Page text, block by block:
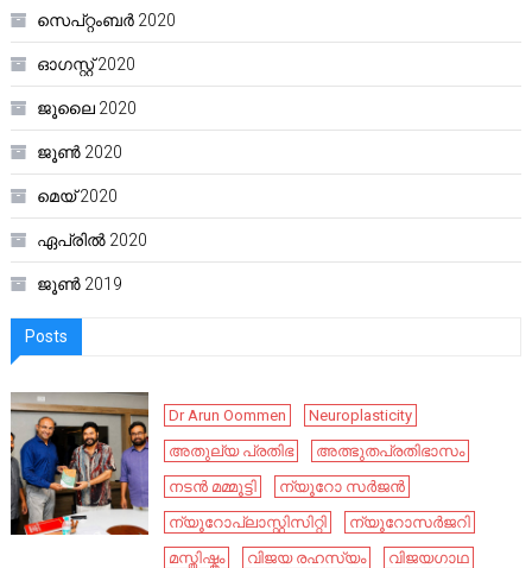
സെപ്റ്റംബർ 2020
ഓഗസ്റ്റ്‌ 2020
ജൂലൈ 2020
ജൂൺ 2020
മെയ്‌ 2020
ഏപ്രിൽ 2020
ജൂൺ 2019
Posts
Dr Arun Oommen
Neuroplasticity
അതുല്യ പ്രതിഭ
അത്ഭുതപ്രതിഭാസം
നടൻ മമ്മൂട്ടി
ന്യൂറോ സർജൻ
ന്യൂറോപ്ലാസ്റ്റിസിറ്റി
ന്യൂറോസർജറി
മസ്തിഷ്കം
വിജയ രഹസ്യം
വിജയഗാഥ